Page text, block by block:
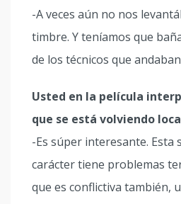
-A veces aún no nos
timbre. Y teníamos que
de los técnicos que
Usted en la película
que se está volviendo
-Es súper interesante. Esta
carácter tiene problemas
que es conflictiva también,